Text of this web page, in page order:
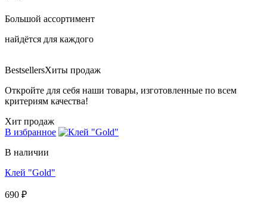
Большой ассортимент
найдётся для каждого
BestsellersХиты продаж
Откройте для себя наши товары, изготовленные по всем
критериям качества!
Хит продаж
В избранное
В наличии
Клей "Gold"
690 ₽